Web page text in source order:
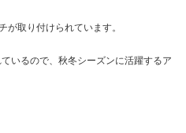
が取り付けられています。
いるので、秋冬シーズンに活躍するア